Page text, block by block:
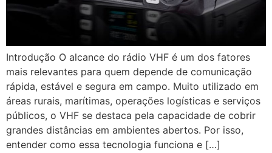
Introdução O alcance do rádio VHF é um dos fatores
mais relevantes para quem depende de comunicação
rápida, estável e segura em campo. Muito utilizado em
áreas rurais, marítimas, operações logísticas e serviços
públicos, o VHF se destaca pela capacidade de cobrir
grandes distâncias em ambientes abertos. Por isso,
entender como essa tecnologia funciona e […]